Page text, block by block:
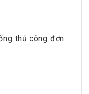
thủ công đơn